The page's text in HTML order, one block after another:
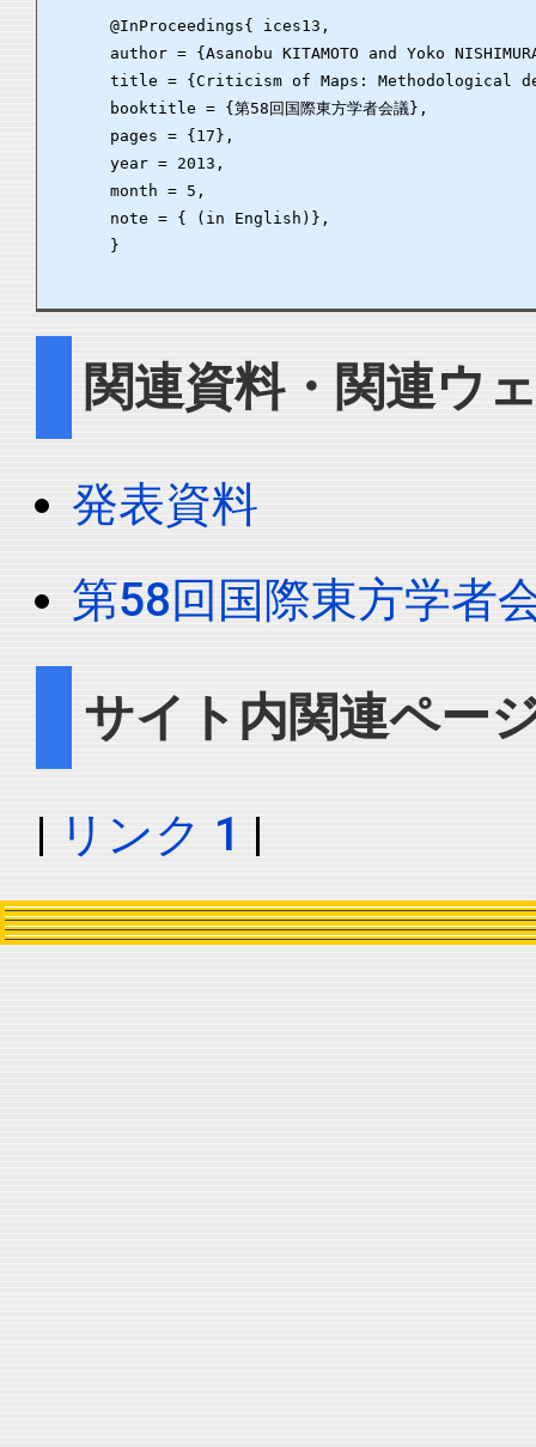
      @InProceedings{ ices13,
author = {Asanobu KITAMOTO and Yoko
title = {Criticism of Maps: Methodological
      booktitle = {第58回国際東方学者会議},
      pages = {17},
      year = 2013,
      month = 5,
      note = { (in English)},
      }
関連資料・関連ウ
発表資料
第58回国際東方学者
サイト内関連ペー
| リンク 1 |